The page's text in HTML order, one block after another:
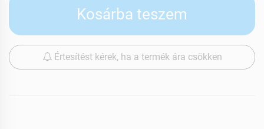
Kosárba teszem
Értesítést kérek, ha a termék ára csökken